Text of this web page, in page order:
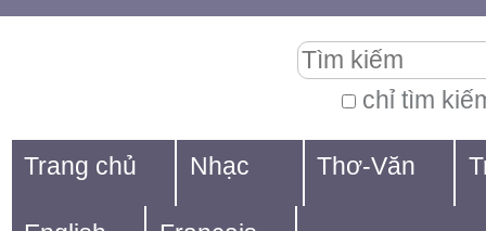
dung.
cá
nhân
chỉ tìm
kiếm
Navigation
Trang chủ Nhạc Thơ-Văn